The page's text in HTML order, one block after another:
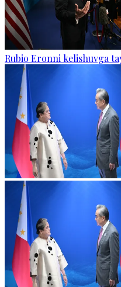
Rubio Eronni kelishuvga